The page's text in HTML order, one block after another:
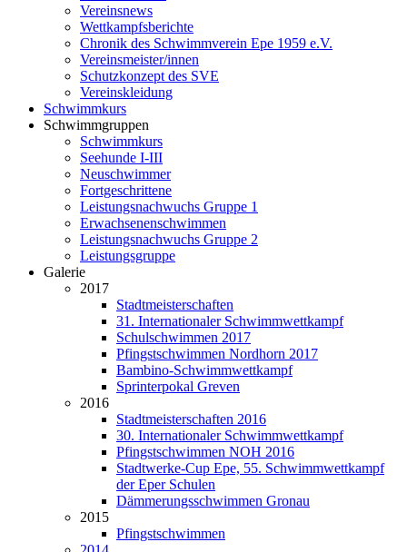
Vereinsnews
Wettkampfsberichte
Chronik des Schwimmverein Epe 1959 e.V.
Vereinsmeister/innen
Schutzkonzept des SVE
Vereinskleidung
Schwimmkurs
Schwimmgruppen
Schwimmkurs
Seehunde I-III
Neuschwimmer
Fortgeschrittene
Leistungsnachwuchs Gruppe 1
Erwachsenenschwimmen
Leistungsnachwuchs Gruppe 2
Leistungsgruppe
Galerie
2017
Stadtmeisterschaften
31. Internationaler Schwimmwettkampf
Schulschwimmen 2017
Pfingstschwimmen Nordhorn 2017
Bambino-Schwimmwettkampf
Sprinterpokal Greven
2016
Stadtmeisterschaften 2016
30. Internationaler Schwimmwettkampf
Pfingstschwimmen NOH 2016
Stadtwerke-Cup Epe, 55. Schwimmwettkampf
der Eper Schulen
Dämmerungsschwimmen Gronau
2015
Pfingstschwimmen